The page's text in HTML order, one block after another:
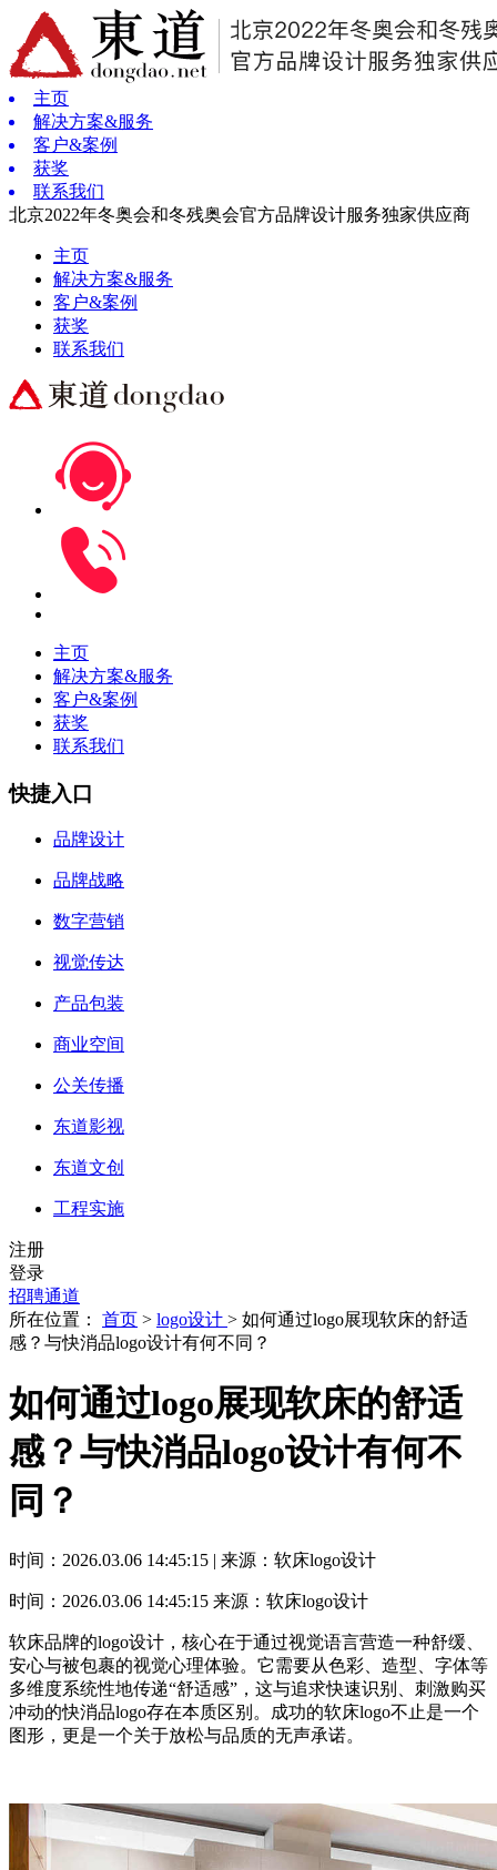
主页
解决方案&服务
客户&案例
获奖
联系我们
北京2022年冬奥会和冬残奥会官方品牌设计服务独家供应商
主页
解决方案&服务
客户&案例
获奖
联系我们
主页
解决方案&服务
客户&案例
获奖
联系我们
快捷入口
品牌设计
品牌战略
数字营销
视觉传达
产品包装
商业空间
公关传播
东道影视
东道文创
工程实施
注册
登录
招聘通道
所在位置： 首页 > logo设计 > 如何通过logo展现软床的舒适
感？与快消品logo设计有何不同？
如何通过logo展现软床的舒适
感？与快消品logo设计有何不
同？
时间：2026.03.06 14:45:15 | 来源：软床logo设计
时间：2026.03.06 14:45:15 来源：软床logo设计
软床品牌的logo设计，核心在于通过视觉语言营造一种舒缓、
安心与被包裹的视觉心理体验。它需要从色彩、造型、字体等
多维度系统性地传递“舒适感”，这与追求快速识别、刺激购买
冲动的快消品logo存在本质区别。成功的软床logo不止是一个
图形，更是一个关于放松与品质的无声承诺。